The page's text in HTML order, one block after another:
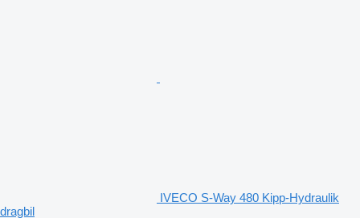
IVECO S-Way 480 Kipp-Hydraulik
dragbil